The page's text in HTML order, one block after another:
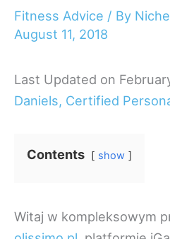
Fitness Advice / By
August 11, 2018
Last Updated on
Daniels, Certified
Contents show
Witaj w kompleksowym